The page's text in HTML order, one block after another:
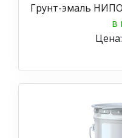
Грунт-эмаль
в
Цена: